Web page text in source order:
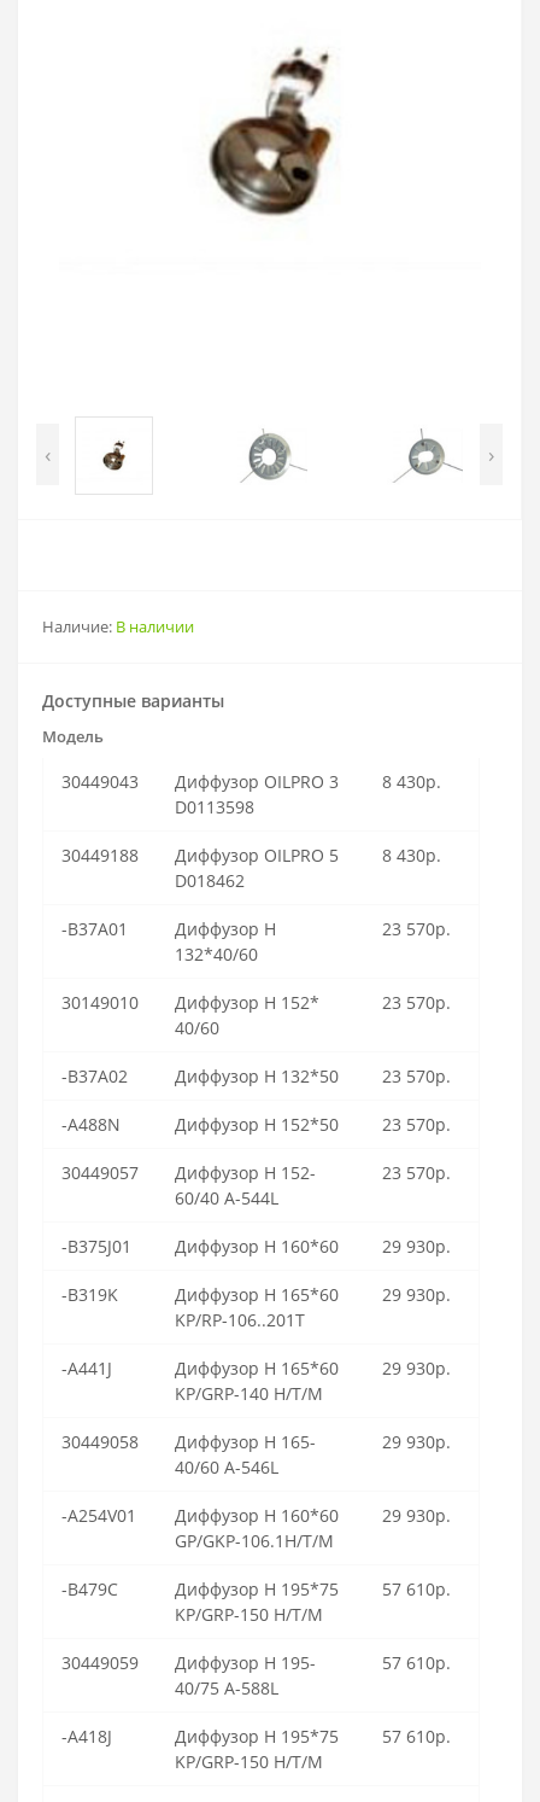
‹ ›
Наличие: В наличии
Доступные варианты
Модель
30449043
Диффузор OILPRO 3
D0113598
8 430р.
30449188
Диффузор OILPRO 5
D018462
8 430р.
-B37A01
Диффузор H
132*40/60
23 570р.
30149010
Диффузор H 152*
40/60
23 570р.
-B37A02 Диффузор H 132*50 23 570р.
-A488N Диффузор Н 152*50 23 570р.
30449057
Диффузор Н 152-
60/40 A-544L
23 570р.
-B375J01 Диффузор H 160*60 29 930р.
-B319K
Диффузор H 165*60
KP/RP-106..201T
29 930р.
-A441J
Диффузор H 165*60
KP/GRP-140 H/T/M
29 930р.
30449058
Диффузор Н 165-
40/60 A-546L
29 930р.
-A254V01
Диффузор H 160*60
GP/GKP-106.1H/T/M
29 930р.
-B479C
Диффузор Н 195*75
KP/GRP-150 H/T/M
57 610р.
30449059
Диффузор Н 195-
40/75 A-588L
57 610р.
-A418J
Диффузор H 195*75
KP/GRP-150 H/T/M
57 610р.